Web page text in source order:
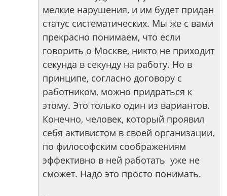
мелкие нарушения, и им будет придан
статус систематических. Мы же с вами
прекрасно понимаем, что если
говорить о Москве, никто не приходит
секунда в секунду на работу. Но в
принципе, согласно договору с
работником, можно придраться к
этому. Это только один из вариантов.
Конечно, человек, который проявил
себя активистом в своей организации,
по философским соображениям
эффективно в ней работать уже не
сможет. Надо это просто понимать.